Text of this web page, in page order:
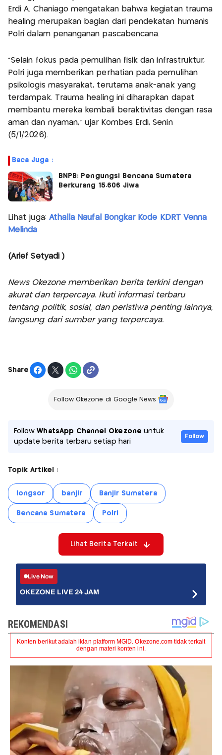
Erdi A. Chaniago mengatakan bahwa kegiatan trauma
healing merupakan bagian dari pendekatan humanis
Polri dalam penanganan pascabencana.
“Selain fokus pada pemulihan fisik dan infrastruktur,
Polri juga memberikan perhatian pada pemulihan
psikologis masyarakat, terutama anak-anak yang
terdampak. Trauma healing ini diharapkan dapat
membantu mereka kembali beraktivitas dengan rasa
aman dan nyaman,” ujar Kombes Erdi, Senin
(5/1/2026).
Baca Juga :
BNPB: Pengungsi Bencana Sumatera
Berkurang 15.606 Jiwa
Lihat juga: Athalla Naufal Bongkar Kode KDRT Venna
Melinda
(Arief Setyadi )
News Okezone memberikan berita terkini dengan
akurat dan terpercaya. Ikuti informasi terbaru
tentang politik, sosial, dan peristiwa penting lainnya,
langsung dari sumber yang terpercaya.
Share
Follow Okezone di Google News
FollowWhatsApp Channel Okezone untuk
update berita terbaru setiap hari
Follow
Topik Artikel :
longsor banjir Banjir Sumatera
Bencana Sumatera Polri
Lihat Berita Terkait
Live Now
OKEZONE LIVE 24 JAM